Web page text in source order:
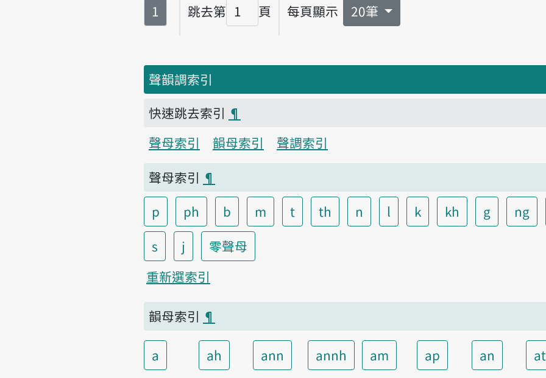
第
1 跳去第
頁碼
頁 每頁顯示 20筆
聲韻調索引
快速跳去索引 ¶
聲母索引
韻母索引
聲調索引
聲母索引 ¶
p
ph b m t th n l k kh g ng
s
j
零聲母
重新選索引
韻母索引 ¶
a ah ann annh am ap an at